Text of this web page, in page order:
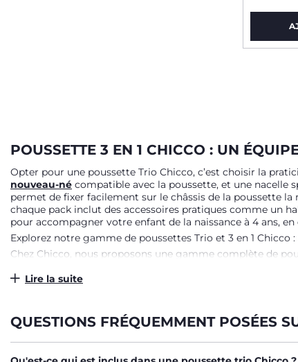
POUSSETTE 3 EN 1 CHICCO : UN
Opter pour une poussette Trio Chicco, c’est choisir la
nouveau-né compatible avec la poussette, et une nacelle
permet de fixer facilement sur le châssis de la poussette
chaque pack inclut des accessoires pratiques comme un
pour accompagner votre enfant de la naissance à 4 ans,
Explorez notre gamme de poussettes Trio et 3 en 1
Chez Chicco, nous proposons une gamme complète de
automatique pour simplifier les déplacements quotidiens.
poussette souple et agréable, que ce soit en ville ou en
Lire la suite
QUESTIONS FRÉQUEMMENT POSÉES